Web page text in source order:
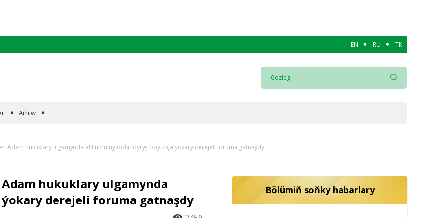
EN RU TK
Arhiw
Adam hukuklary ulgamynda ähliumumy dolandyryş boýunça ýokary derejeli foruma gatnaşdy
hukuklary ulgamynda
derejeli foruma gatnaşdy
Bölümiň soňky habarlary